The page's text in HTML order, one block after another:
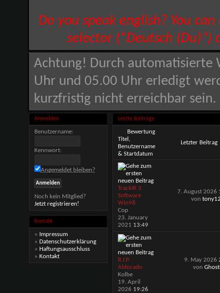
Do you speak english? You
selector ("Deutsch (Du)")
Achtung! Durch automatisierte
Uhr und 05.00 Uhr erledigt
kurzfristig nicht erreichbar
Anmelden
Benutzername:
Kennwort:
Angemeldet bleiben?
Noch kein Mitglied?
Jetzt registrieren!
Kontakt
» Impressum
» Datenschutzerklärung
» Haftungsausschluss
» Kontakt
Letzte Beiträge
Bewertung
Titel,
Benutzername
& Startdatum
Letzter Beitrag
TrackIR 3
Software
Win98
Cop
23. January
2021 13:49
7. August 2026
von
R.I.P.
Aldorado
Kolbe
19. April
2026 19:26
9. May 2026
von